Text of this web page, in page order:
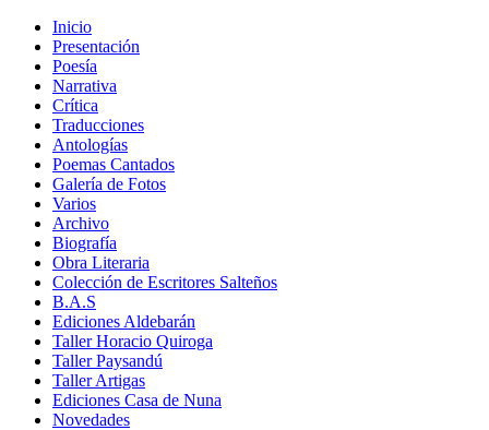
Inicio
Presentación
Poesía
Narrativa
Crítica
Traducciones
Antologías
Poemas Cantados
Galería de Fotos
Varios
Archivo
Biografía
Obra Literaria
Colección de Escritores Salteños
B.A.S
Ediciones Aldebarán
Taller Horacio Quiroga
Taller Paysandú
Taller Artigas
Ediciones Casa de Nuna
Novedades